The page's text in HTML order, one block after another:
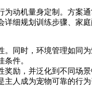
动机量身定制。方案
细规划训练步骤、家庭
同时，环境管理如同
件。
励，并泛化到不同场
人成为宠物可靠的行为